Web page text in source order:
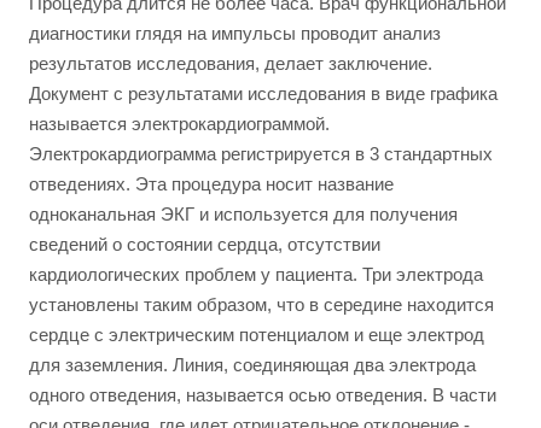
диагностики глядя на импульсы проводит анализ
результатов исследования, делает заключение.
Документ с результатами исследования в виде графика
называется электрокардиограммой.
Электрокардиограмма регистрируется в 3 стандартных
отведениях. Эта процедура носит название
одноканальная ЭКГ и используется для получения
сведений о состоянии сердца, отсутствии
кардиологических проблем у пациента. Три электрода
установлены таким образом, что в середине находится
сердце с электрическим потенциалом и еще электрод
для заземления. Линия, соединяющая два электрода
одного отведения, называется осью отведения. В части